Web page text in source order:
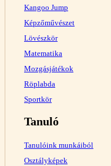
Kangoo Jump
Képzőművészet
Lövészkör
Matematika
Mozgásjátékok
Röplabda
Sportkör
Tanuló
Tanulóink munkáiból
Osztályképek